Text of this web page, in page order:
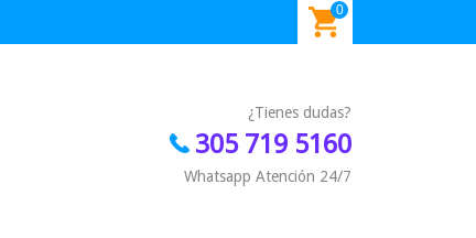
0
¿Tienes dudas?
305 719 5160
Whatsapp Atención 24/7